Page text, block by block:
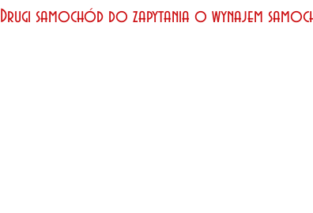
Drugi samochód do zapytania o wynajem